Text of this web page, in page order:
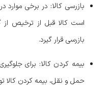
بازرسی کالا:در برخی موارد
است کالا قبل از ترخیص از
بازرسی قرار گیرد.
بیمه کردن کالا: برای
حمل و نقل، بیمه کردن کالا